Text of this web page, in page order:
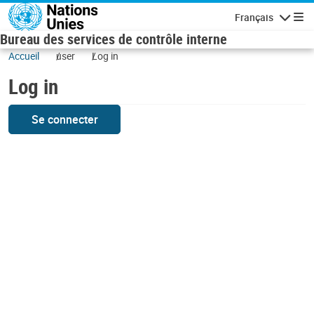
Skip to main content
Français
Bureau des services de contrôle interne
Accueil user Log in
Log in
Se connecter